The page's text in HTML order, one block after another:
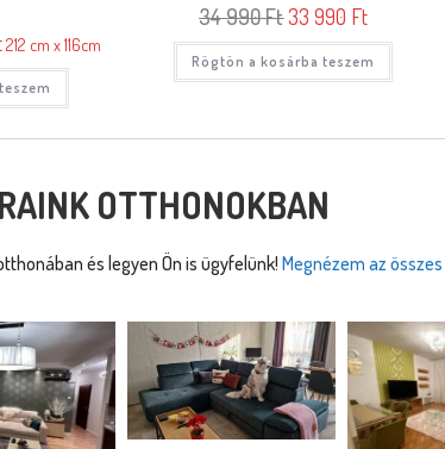
212 cm x 116cm
34 990Ft 33 990 Ft
Rögtön a kosárba teszem
OTTHONOKBAN
és legyen Ön is ügyfelünk! Megnézem az